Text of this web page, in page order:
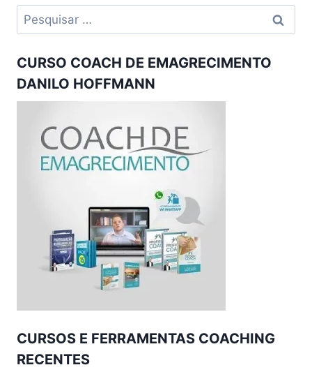
Pesquisar
por:
CURSO COACH DE EMAGRECIMENTO
DANILO HOFFMANN
CURSOS E FERRAMENTAS COACHING
RECENTES